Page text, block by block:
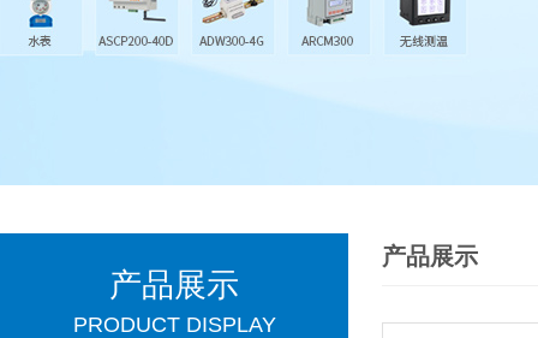
产品展示
PRODUCT DISPLAY
产品展示